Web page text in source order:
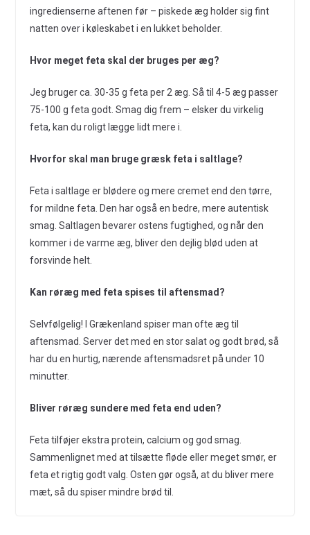
ingredienserne aftenen før – piskede æg holder sig fint
natten over i køleskabet i en lukket beholder.
Hvor meget feta skal der bruges per æg?
Jeg bruger ca. 30-35 g feta per 2 æg. Så til 4-5 æg passer
75-100 g feta godt. Smag dig frem – elsker du virkelig
feta, kan du roligt lægge lidt mere i.
Hvorfor skal man bruge græsk feta i saltlage?
Feta i saltlage er blødere og mere cremet end den tørre,
for mildne feta. Den har også en bedre, mere autentisk
smag. Saltlagen bevarer ostens fugtighed, og når den
kommer i de varme æg, bliver den dejlig blød uden at
forsvinde helt.
Kan røræg med feta spises til aftensmad?
Selvfølgelig! I Grækenland spiser man ofte æg til
aftensmad. Server det med en stor salat og godt brød, så
har du en hurtig, nærende aftensmadsret på under 10
minutter.
Bliver røræg sundere med feta end uden?
Feta tilføjer ekstra protein, calcium og god smag.
Sammenlignet med at tilsætte fløde eller meget smør, er
feta et rigtig godt valg. Osten gør også, at du bliver mere
mæt, så du spiser mindre brød til.